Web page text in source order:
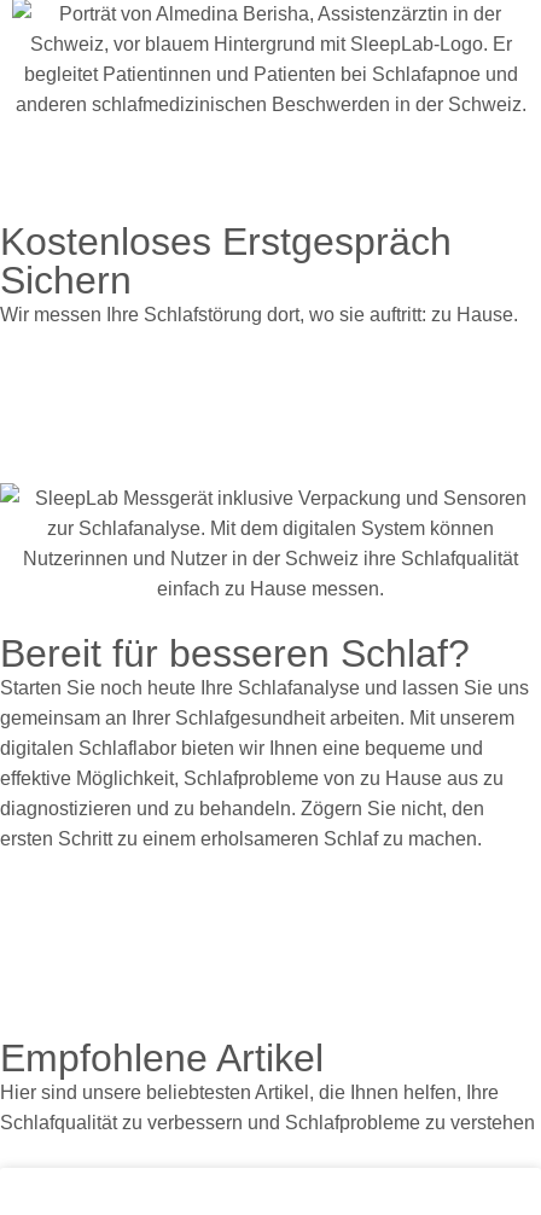
Kostenloses Erstgespräch
Sichern
Wir messen Ihre Schlafstörung dort, wo sie auftritt: zu Hause.
Bereit für besseren Schlaf?
Starten Sie noch heute Ihre Schlafanalyse und lassen Sie uns
gemeinsam an Ihrer Schlafgesundheit arbeiten. Mit unserem
digitalen Schlaflabor bieten wir Ihnen eine bequeme und
effektive Möglichkeit, Schlafprobleme von zu Hause aus zu
diagnostizieren und zu behandeln. Zögern Sie nicht, den
ersten Schritt zu einem erholsameren Schlaf zu machen.
Empfohlene Artikel
Hier sind unsere beliebtesten Artikel, die Ihnen helfen, Ihre
Schlafqualität zu verbessern und Schlafprobleme zu verstehen